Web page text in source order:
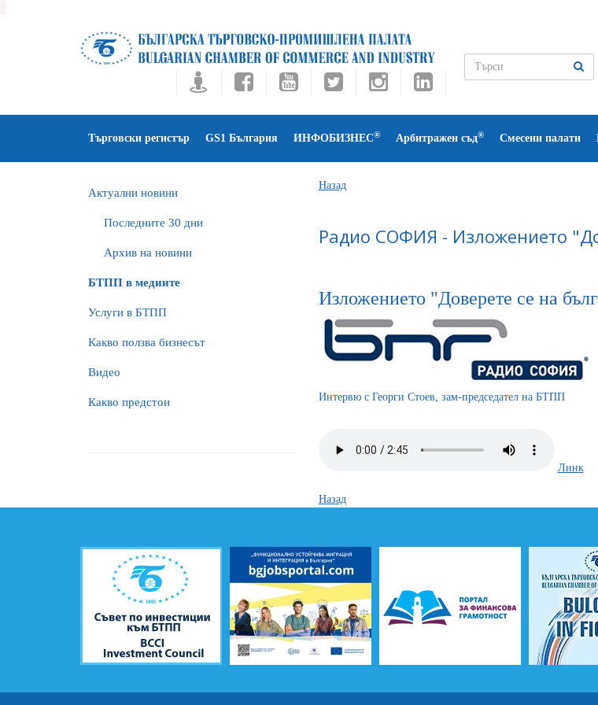
Търговски регистър GS1 България ИНФОБИЗНЕС® Арбитражен съд® Смесени палати
Актуални новини
Последните 30 дни
Архив на новини
БTПП в медиите
Услуги в БТПП
Какво ползва бизнесът
Видео
Какво предстои
Назад
Радио СОФИЯ - Изложението
Изложението "Доверете се на
Интервю с Георги Стоев, зам-председател на БТПП
Линк
Назад